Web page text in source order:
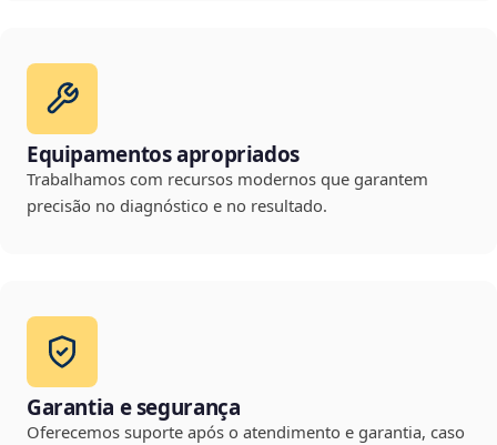
Equipamentos apropriados
Trabalhamos com recursos modernos que garantem
precisão no diagnóstico e no resultado.
Garantia e segurança
Oferecemos suporte após o atendimento e garantia, caso